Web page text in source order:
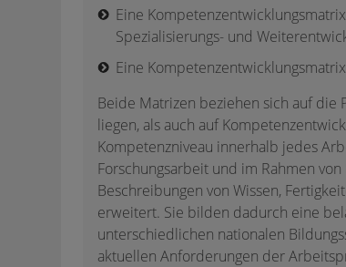
Eine
Spezialisierungs- und
Eine
Beide Matrizen beziehen sich auf die
liegen, als auch auf
Kompetenzniveau innerhalb jedes
Forschungsarbeit und im Rahmen
Beschreibungen von Wissen,
erweitert. Sie bilden dadurch eine
unterschiedlichen nationalen
aktuellen Anforderungen der